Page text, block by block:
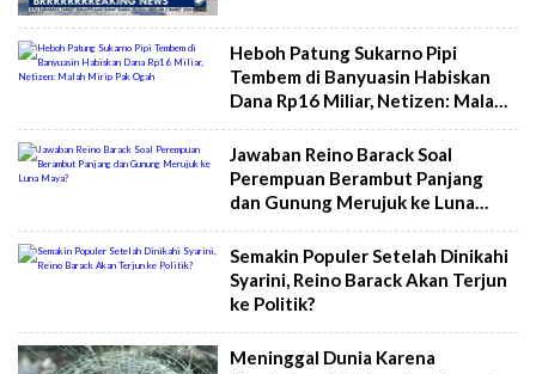
Heboh Patung Sukarno Pipi
Tembem di Banyuasin Habiskan
Dana Rp16 Miliar, Netizen: Malah
Jawaban Reino Barack Soal
Perempuan Berambut Panjang
dan Gunung Merujuk ke Luna
Semakin Populer Setelah Dinikahi
Syarini, Reino Barack Akan Terjun
ke Politik?
Meninggal Dunia Karena